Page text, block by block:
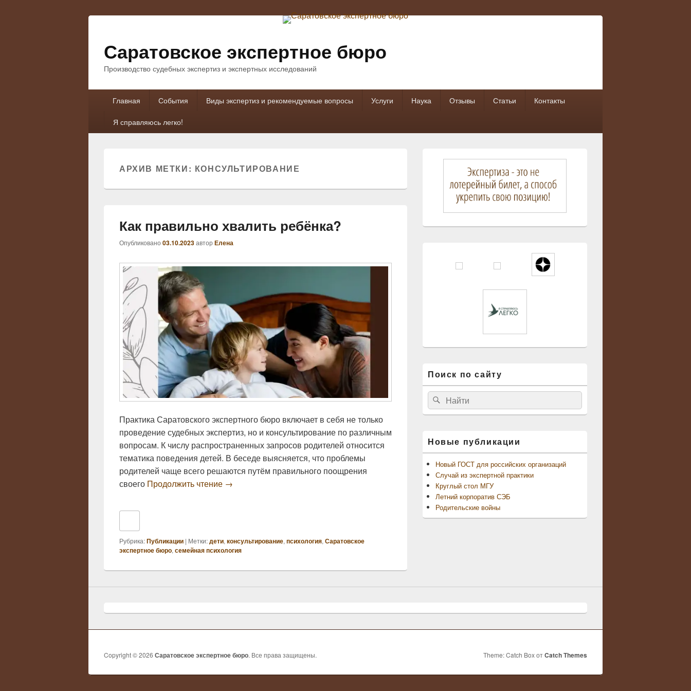
Саратовское экспертное бюро
Производство судебных экспертиз и экспертных исследований
Главная События Виды экспертиз и рекомендуемые вопросы Услуги Наука Отзывы Статьи Контакты
Я справляюсь легко!
АРХИВ МЕТКИ: КОНСУЛЬТИРОВАНИЕ
Как правильно хвалить ребёнка?
Опубликовано 03.10.2023автор Елена
Практика Саратовского экспертного бюро включает в себя не только
проведение судебных экспертиз, но и консультирование по различным
вопросам. К числу распространенных запросов родителей относится
тематика поведения детей. В беседе выясняется, что проблемы
родителей чаще всего решаются путём правильного поощрения
своего Продолжить чтение Как правильно хвалить ребёнка?
→
Рубрика:Публикации | Метки:дети, консультирование, психология, Саратовское
экспертное бюро, семейная психология
основной
Поиск по сайту
Найти:Поиск
Новые публикации
Новый ГОСТ для российских организаций
Случай из экспертной практики
Круглый стол МГУ
Летний корпоратив СЭБ
Родительские войны
Copyright © 2026 Саратовское экспертное бюро. Все права защищены. Theme: Catch Box отCatch Themes